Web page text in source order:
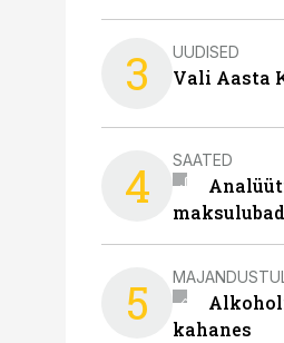
3 UUDISED
Vali Aasta
4 SAATED
5
kahanes